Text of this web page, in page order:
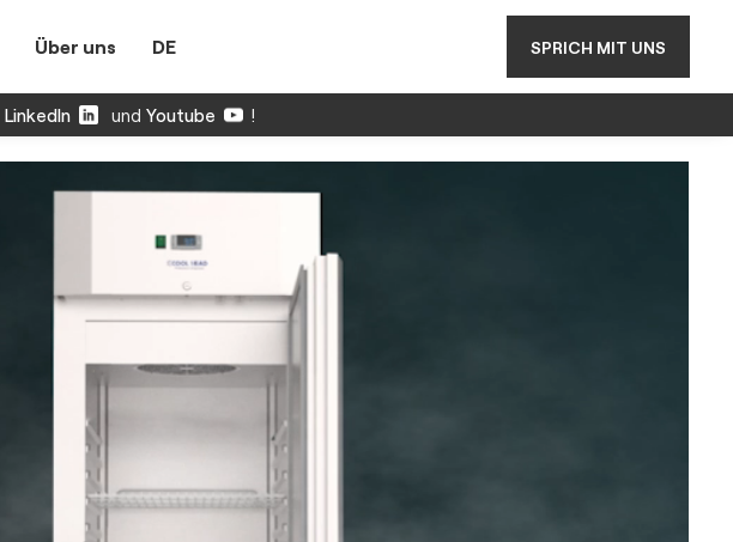
Über uns DE SPRICH MIT UNS
LinkedIn und Youtube !